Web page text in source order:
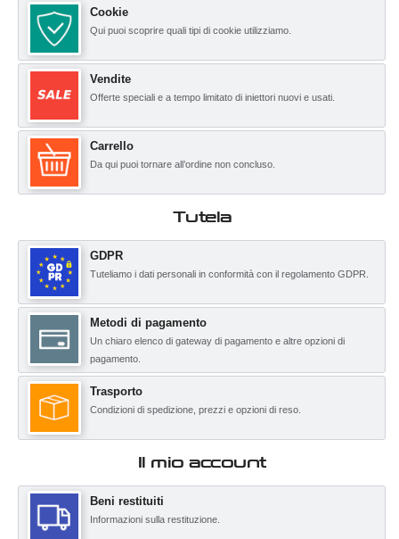
Cookie
Qui puoi scoprire quali tipi di cookie utilizziamo.
Vendite
Offerte speciali e a tempo limitato di iniettori nuovi e usati.
Carrello
Da qui puoi tornare all’ordine non concluso.
Tutela
GDPR
Tuteliamo i dati personali in conformità con il regolamento GDPR.
Metodi di pagamento
Un chiaro elenco di gateway di pagamento e altre opzioni di
pagamento.
Trasporto
Condizioni di spedizione, prezzi e opzioni di reso.
Il mio account
Beni restituiti
Informazioni sulla restituzione.